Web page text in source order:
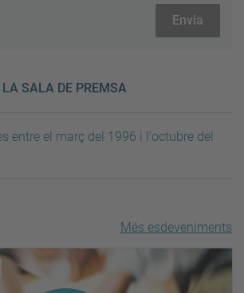
LA SALA DE PREMSA
entre el març del 1996 i l'octubre del
Més esdeveniments